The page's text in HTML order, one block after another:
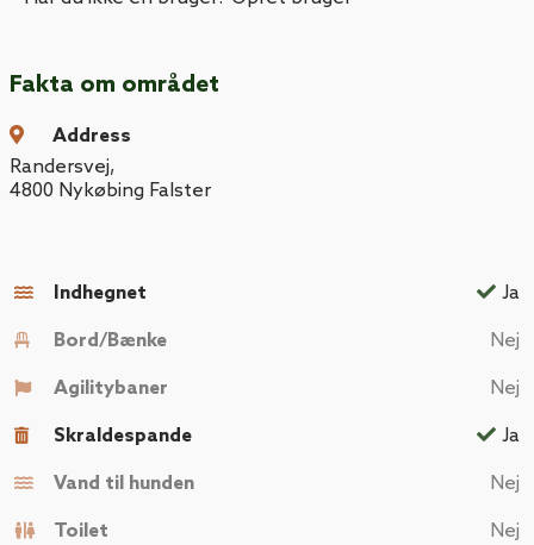
Fakta om området
Address
Randersvej,
4800 Nykøbing Falster
Indhegnet Ja
Bord/Bænke Nej
Agilitybaner Nej
Skraldespande Ja
Vand til hunden Nej
Toilet Nej